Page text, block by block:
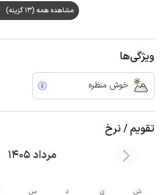
مشاهده همه (13 گزینه)
ویژگی‌ها
خوش منظره
تقویم / نرخ
مرداد 1405
ش ی د س